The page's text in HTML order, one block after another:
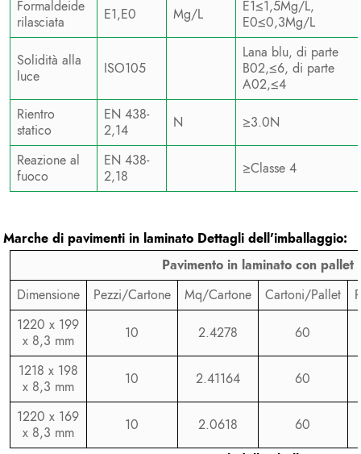
Formaldeide
rilasciata
E1,E0 Mg/L
E1≤1,5Mg/L,
E0≤0,3Mg/L
Solidità alla
luce
ISO105
Lana blu, di parte
B02,≤6, di parte
A02,≤4
Rientro
statico
EN 438-
2,14
N ≥3.0N
Reazione al
fuoco
EN 438-
2,18
≥Classe 4
Marche di pavimenti in laminato Dettagli dell'imballaggio:
Pavimento in laminato con pallet
Dimensione
Pezzi/Cartone Mq/Cartone Cartoni/Pallet
1220 x 199
x 8,3 mm
10 2.4278 60
1218 x 198
x 8,3 mm
10 2.41164 60
1220 x 169
x 8,3 mm
10 2.0618 60